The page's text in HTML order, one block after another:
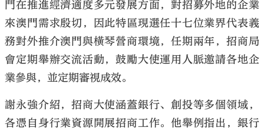
門在推進經濟適度多元發展方面，對招募外地的企業
來澳門需求殷切，因此特區現選任十七位業界代表義
務對外推介澳門與橫琴營商環境，任期兩年，招商局
會定期舉辦交流活動，鼓勵大使運用人脈邀請各地企
業參與，並定期審視成效。
謝永強介紹，招商大使涵蓋銀行、創投等多個領域，
各憑自身行業資源開展招商工作。他舉例指出，銀行